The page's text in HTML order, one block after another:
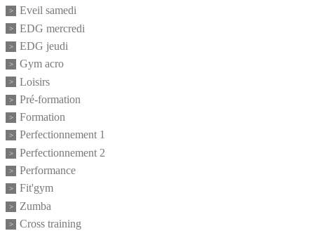
Eveil samedi
EDG mercredi
EDG jeudi
Gym acro
Loisirs
Pré-formation
Formation
Perfectionnement 1
Perfectionnement 2
Performance
Fit'gym
Zumba
Cross training